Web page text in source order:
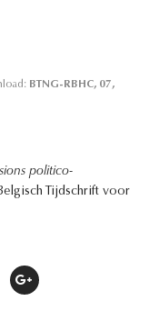
BTNG-RBHC, 07,
politico-
Tijdschrift voor